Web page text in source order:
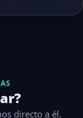
directo a él.